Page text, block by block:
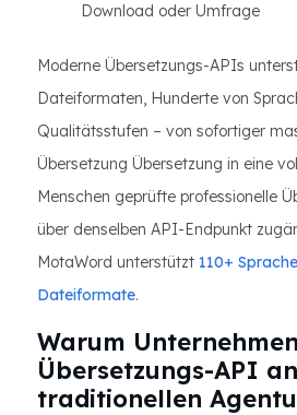
Download oder Umfrage
Moderne Übersetzungs-APIs
Dateiformaten, Hunderte von
Qualitätsstufen – von sofortiger
Übersetzung Übersetzung in eine
Menschen geprüfte professionelle
über denselben API-Endpunkt
MotaWord unterstützt 110+
Dateiformate.
Warum
Übersetzungs-API
traditionellen